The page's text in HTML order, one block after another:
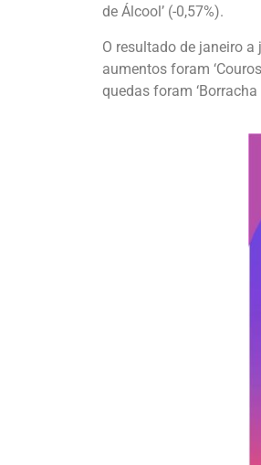
de Álcool’ (-0,57%).
O resultado de janeiro
aumentos foram
quedas foram ‘Borracha